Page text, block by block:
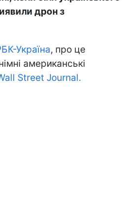
дрон з
Україна, про це
американські
Street Journal.